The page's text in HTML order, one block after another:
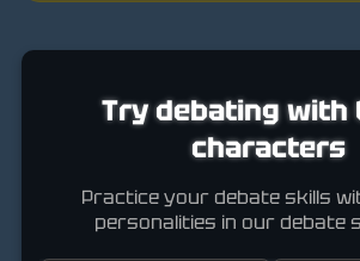
Try debating with
characters
Practice your debate skills
personalities in our debate